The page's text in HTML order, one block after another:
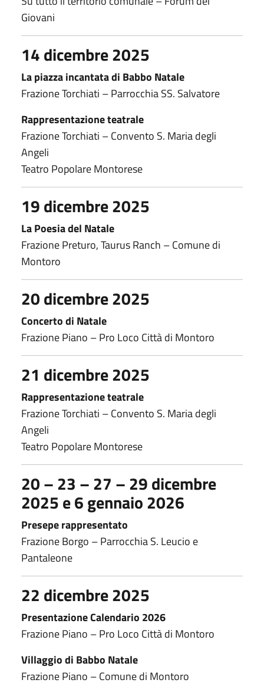
Giovani
14 dicembre 2025
La piazza incantata di Babbo Natale
Frazione Torchiati – Parrocchia SS. Salvatore
Rappresentazione teatrale
Frazione Torchiati – Convento S. Maria degli
Angeli
Teatro Popolare Montorese
19 dicembre 2025
La Poesia del Natale
Frazione Preturo, Taurus Ranch – Comune di
Montoro
20 dicembre 2025
Concerto di Natale
Frazione Piano – Pro Loco Città di Montoro
21 dicembre 2025
Rappresentazione teatrale
Frazione Torchiati – Convento S. Maria degli
Angeli
Teatro Popolare Montorese
20 – 23 – 27 – 29 dicembre
2025 e 6 gennaio 2026
Presepe rappresentato
Frazione Borgo – Parrocchia S. Leucio e
Pantaleone
22 dicembre 2025
Presentazione Calendario 2026
Frazione Piano – Pro Loco Città di Montoro
Villaggio di Babbo Natale
Frazione Piano – Comune di Montoro